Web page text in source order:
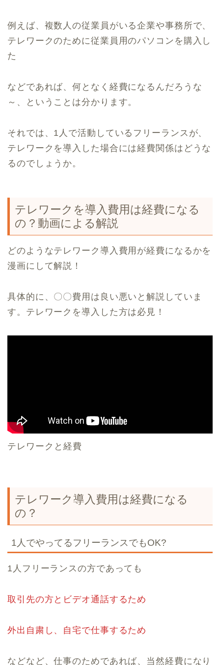
例えば、複数人の従業員がいる企業や事務所で、
テレワークのために従業員用のパソコンを購入し
た
などであれば、何となく経費になるんだろうな
～、ということは分かります。
それでは、1人で活動しているフリーランスが、
テレワークを導入した場合には経費関係はどうな
るのでしょうか。
テレワークを導入費用は経費になる
の？動画による解説
どのようなテレワーク導入費用が経費になるかを
漫画にして解説！
具体的に、〇〇費用は良い悪いと解説していま
す。テレワークを導入した方は必見！
テレワークと経費
テレワーク導入費用は経費になる
の？
1人でやってるフリーランスでもOK?
1人フリーランスの方であっても
取引先の方とビデオ通話するため
外出自粛し、自宅で仕事するため
などなど、仕事のためであれば、当然経費になり